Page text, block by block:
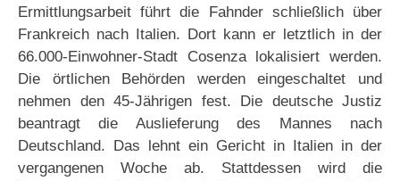
Ermittlungsarbeit führt die Fahnder schließlich über
Frankreich nach Italien. Dort kann er letztlich in der
66.000-Einwohner-Stadt Cosenza lokalisiert werden.
Die örtlichen Behörden werden eingeschaltet und
nehmen den 45-Jährigen fest. Die deutsche Justiz
beantragt die Auslieferung des Mannes nach
Deutschland. Das lehnt ein Gericht in Italien in der
vergangenen Woche ab. Stattdessen wird die